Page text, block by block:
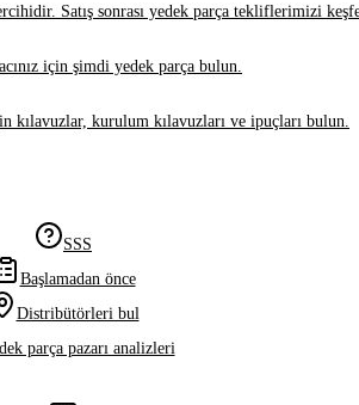
Satış sonrası yedek parça tekliflerimizi
için şimdi yedek parça bulun.
kılavuzlar, kurulum kılavuzları ve ipuçları bulun.
SSS
Başlamadan önce
Distribütörleri bul
parça pazarı analizleri